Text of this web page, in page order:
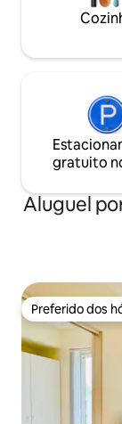
mora no andar
gratuito
Aluguel
Preferido dos
Preferido dos